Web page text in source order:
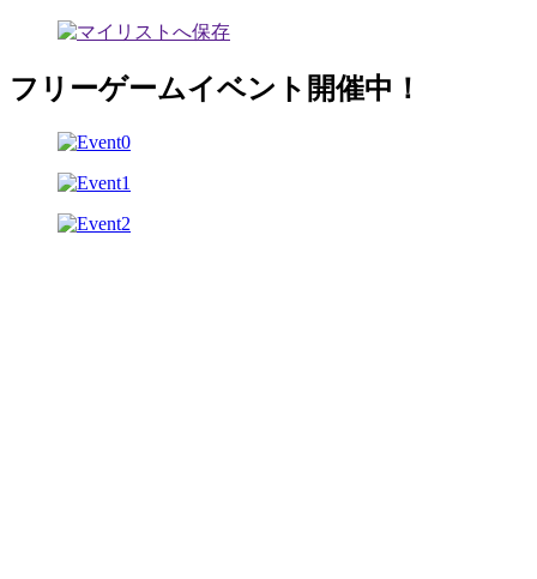
フリーゲームイベント開催中！